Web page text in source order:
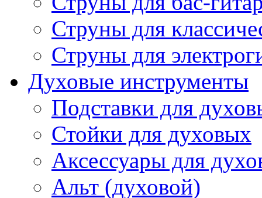
Струны для
Струны для
Духовые инструменты
Подставки для
Стойки для духовых
Аксессуары для
Альт (духовой)